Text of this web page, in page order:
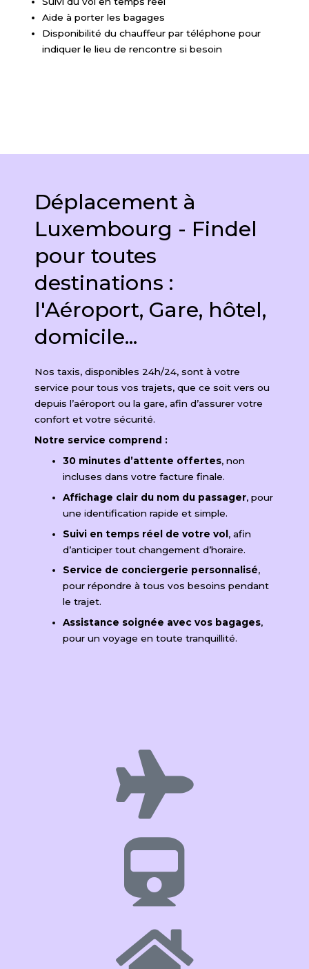
Aide à porter les bagages
Disponibilité du chauffeur par téléphone pour
indiquer le lieu de rencontre si besoin
Déplacement à
Luxembourg - Findel
pour toutes
destinations :
l'Aéroport, Gare, hôtel,
domicile...
Nos taxis, disponibles 24h/24, sont à votre
service pour tous vos trajets, que ce soit vers ou
depuis l’aéroport ou la gare, afin d’assurer votre
confort et votre sécurité.
Notre service comprend :
30 minutes d’attente offertes, non
incluses dans votre facture finale.
Affichage clair du nom du passager, pour
une identification rapide et simple.
Suivi en temps réel de votre vol , afin
d’anticiper tout changement d’horaire.
Service de conciergerie personnalisé,
pour répondre à tous vos besoins pendant
le trajet.
Assistance soignée avec vos bagages,
pour un voyage en toute tranquillité.